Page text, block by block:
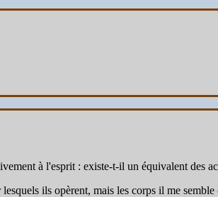
à l'esprit : existe-t-il un équivalent des
ils opèrent, mais les corps il me